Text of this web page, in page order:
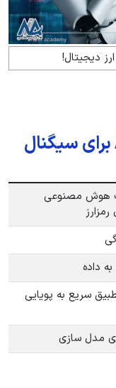
دیجیتال!
مزایا و معایب استفاده از AI برای سیگنال
هوش مصنوعی
داده
سریع به پویایی
مدل سازی